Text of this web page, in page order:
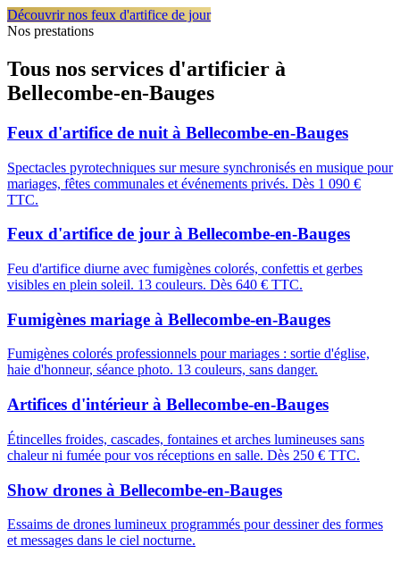
Découvrir nos feux d'artifice de jour
Nos prestations
Tous nos services d'artificier à
Bellecombe-en-Bauges
Feux d'artifice de nuit à Bellecombe-en-Bauges
Spectacles pyrotechniques sur mesure synchronisés en musique pour
mariages, fêtes communales et événements privés. Dès 1 090 €
TTC.
Feux d'artifice de jour à Bellecombe-en-Bauges
Feu d'artifice diurne avec fumigènes colorés, confettis et gerbes
visibles en plein soleil. 13 couleurs. Dès 640 € TTC.
Fumigènes mariage à Bellecombe-en-Bauges
Fumigènes colorés professionnels pour mariages : sortie d'église,
haie d'honneur, séance photo. 13 couleurs, sans danger.
Artifices d'intérieur à Bellecombe-en-Bauges
Étincelles froides, cascades, fontaines et arches lumineuses sans
chaleur ni fumée pour vos réceptions en salle. Dès 250 € TTC.
Show drones à Bellecombe-en-Bauges
Essaims de drones lumineux programmés pour dessiner des formes
et messages dans le ciel nocturne.